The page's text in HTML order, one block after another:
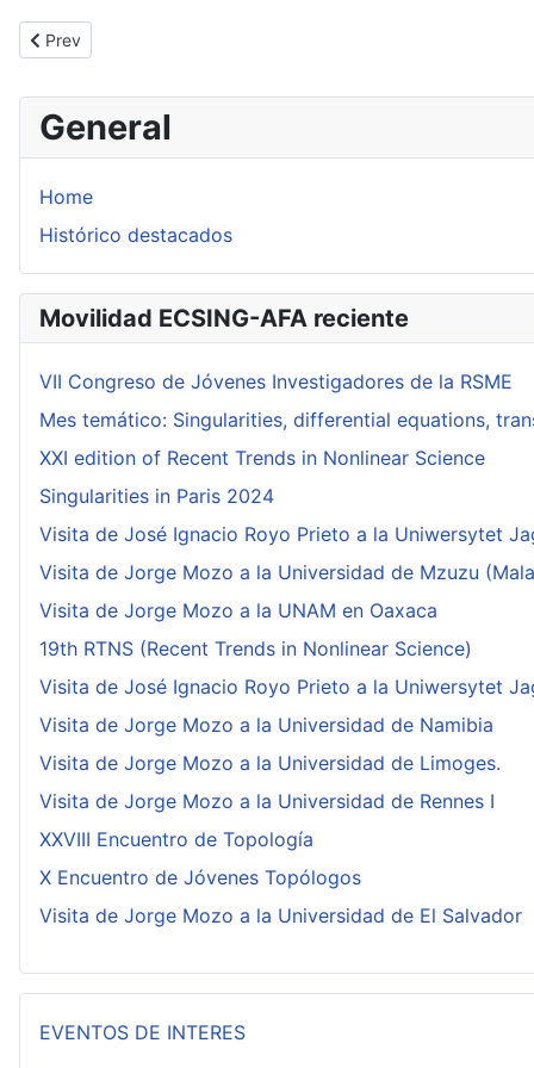
General
Home
Histórico destacados
Movilidad ECSING-AFA reciente
VII Congreso de Jóvenes Investigadores de la RSME
Mes temático: Singularities, differential equations,
XXI edition of Recent Trends in Nonlinear Science
Singularities in Paris 2024
Visita de José Ignacio Royo Prieto a la Uniwersytet
Visita de Jorge Mozo a la Universidad de Mzuzu
Visita de Jorge Mozo a la UNAM en Oaxaca
19th RTNS (Recent Trends in Nonlinear Science)
Visita de José Ignacio Royo Prieto a la Uniwersytet
Visita de Jorge Mozo a la Universidad de Namibia
Visita de Jorge Mozo a la Universidad de Limoges.
Visita de Jorge Mozo a la Universidad de Rennes I
XXVIII Encuentro de Topología
X Encuentro de Jóvenes Topólogos
Visita de Jorge Mozo a la Universidad de El Salvador
EVENTOS DE INTERES
Previous article: Conferencia de Á. Lozano en Barcelona
Prev